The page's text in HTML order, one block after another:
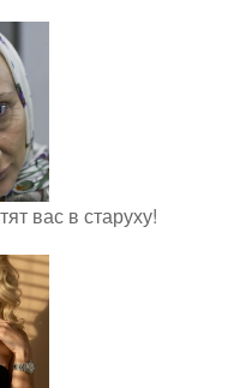
вас в старуху!